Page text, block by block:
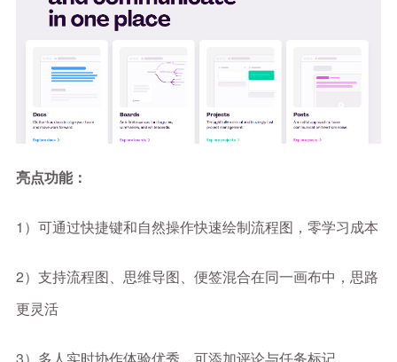
亮点功能：
1）可通过快捷键和自然操作快速绘制流程图，零学习成本
2）支持流程图、思维导图、便签混合在同一画布中，思路
更灵活